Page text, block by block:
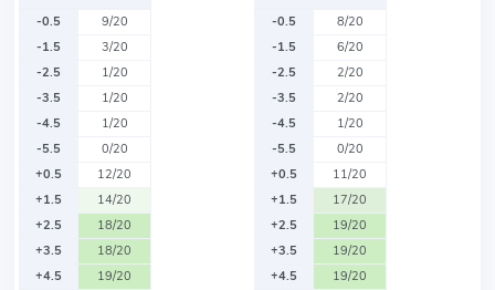
-0.5
9/20
-1.5
3/20
-2.5
1/20
-3.5
1/20
-4.5
1/20
-5.5
0/20
+0.5
12/20
+1.5
14/20
+2.5
18/20
+3.5
18/20
+4.5
19/20
-0.5
8/20
-1.5
6/20
-2.5
2/20
-3.5
2/20
-4.5
1/20
-5.5
0/20
+0.5
11/20
+1.5
17/20
+2.5
19/20
+3.5
19/20
+4.5
19/20